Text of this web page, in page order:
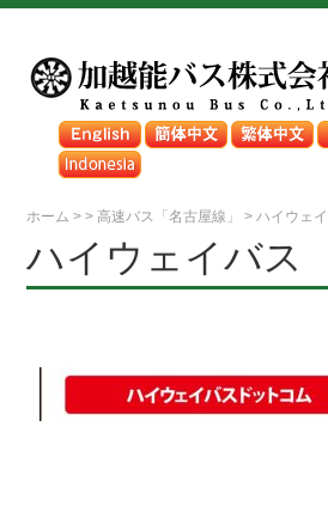
ホーム >>高速バス「名古屋線」 > ハイウェ
ハイウェイバス